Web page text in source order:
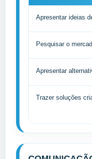
Apresentar ideias
Pesquisar o
Apresentar
Trazer soluções